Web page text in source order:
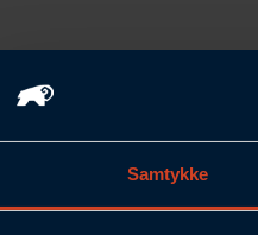
Samtykke